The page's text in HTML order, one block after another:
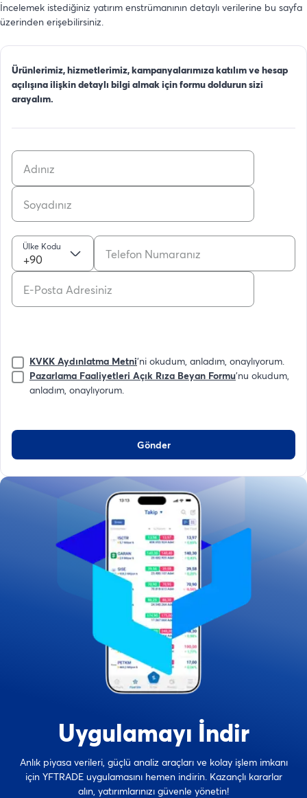
İncelemek istediğiniz yatırım enstrümanının detaylı verilerine bu sayfa
üzerinden erişebilirsiniz.
Ürünlerimiz, hizmetlerimiz, kampanyalarımıza katılım ve hesap
açılışına ilişkin detaylı bilgi almak için formu doldurun sizi
arayalım.
Ülke Kodu
+90
KVKK Aydınlatma Metni'ni okudum, anladım, onaylıyorum.
Pazarlama Faaliyetleri Açık Rıza Beyan Formu'nu okudum,
anladım, onaylıyorum.
Gönder
Uygulamayı İndir
Anlık piyasa verileri, güçlü analiz araçları ve kolay işlem imkanı
için YFTRADE uygulamasını hemen indirin. Kazançlı kararlar
alın, yatırımlarınızı güvenle yönetin!